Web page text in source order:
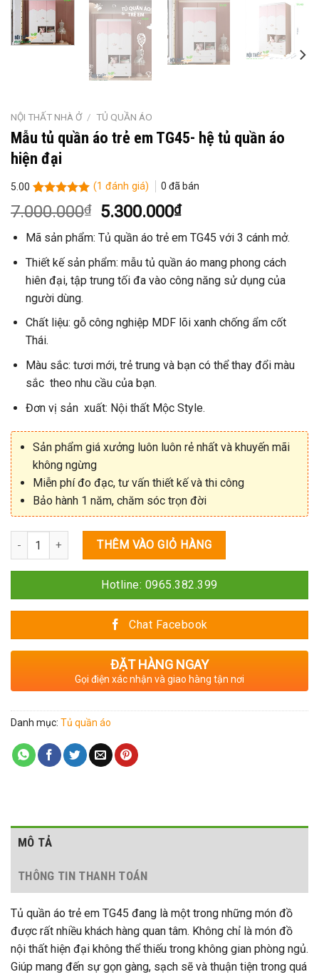
NỘI THẤT NHÀ Ở / TỦ QUẦN ÁO
Mẫu tủ quần áo trẻ em TG45- hệ tủ quần áo
hiện đại
5.00
5.00
trên 5
dựa trên
1
(1 đánh giá) 0 đã bán
7.000.000₫
Giá
gốc
là:
7.000.000₫.
5.300.000₫Giá
hiện
tại
là:
5.300.000₫.
Mã sản phẩm: Tủ quần áo trẻ em TG45 với 3 cánh mở.
Thiết kế sản phẩm: mẫu tủ quần áo mang phong cách
hiên đại, tập trung tối đa vào công năng sử dụng của
người dùng.
Chất liệu: gỗ công nghiệp MDF lõi xanh chống ẩm cốt
Thái.
Màu sắc: tươi mới, trẻ trung và bạn có thể thay đổi màu
sắc theo nhu cầu của bạn.
Đơn vị sản xuất: Nội thất Mộc Style.
Sản phẩm giá xưởng luôn luôn rẻ nhất và khuyến mãi
không ngừng
Miễn phí đo đạc, tư vấn thiết kế và thi công
Bảo hành 1 năm, chăm sóc trọn đời
Số lượng THÊM VÀO GIỎ HÀNG
Hotline: 0965.382.399
Chat Facebook
ĐẶT HÀNG NGAY
Gọi điện xác nhận và giao hàng tận nơi
Danh mục: Tủ quần áo
MÔ TẢ
THÔNG TIN THANH TOÁN
Tủ quần áo trẻ em TG45 đang là một trong những món đồ
được rất nhiều khách hàng quan tâm. Không chỉ là món đồ
nội thất hiện đại không thể thiếu trong không gian phòng ngủ.
Giúp mang đến sự gọn gàng, sạch sẽ và thuận tiện trong quá